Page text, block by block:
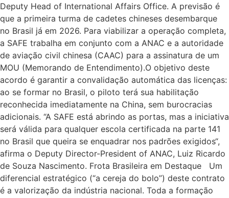
Deputy Head of International Affairs Office. A previsão é
que a primeira turma de cadetes chineses desembarque
no Brasil já em 2026. Para viabilizar a operação completa,
a SAFE trabalha em conjunto com a ANAC e a autoridade
de aviação civil chinesa (CAAC) para a assinatura de um
MOU (Memorando de Entendimento).O objetivo deste
acordo é garantir a convalidação automática das licenças:
ao se formar no Brasil, o piloto terá sua habilitação
reconhecida imediatamente na China, sem burocracias
adicionais. “A SAFE está abrindo as portas, mas a iniciativa
será válida para qualquer escola certificada na parte 141
no Brasil que queira se enquadrar nos padrões exigidos“,
afirma o Deputy Director-President of ANAC, Luiz Ricardo
de Souza Nascimento. Frota Brasileira em Destaque Um
diferencial estratégico (“a cereja do bolo”) deste contrato
é a valorização da indústria nacional. Toda a formação